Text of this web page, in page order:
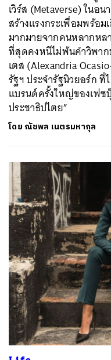
เวิร์ส (Metaverse) ในอ
สร้างแรงกระเพื่อมพร้อ
มากมายจากคนหลากหล
ที่สุดคงหนีไม่พ้นคำวิพาก
เตส (Alexandria
รัฐฯ ประจำรัฐนิวยอร์ก ที่
แบรนด์ครั้งใหญ่ของเฟซ
ประชาธิปไตย”
โดย ณัชพล เนตรมหากุล
ค้นหา
SHARE